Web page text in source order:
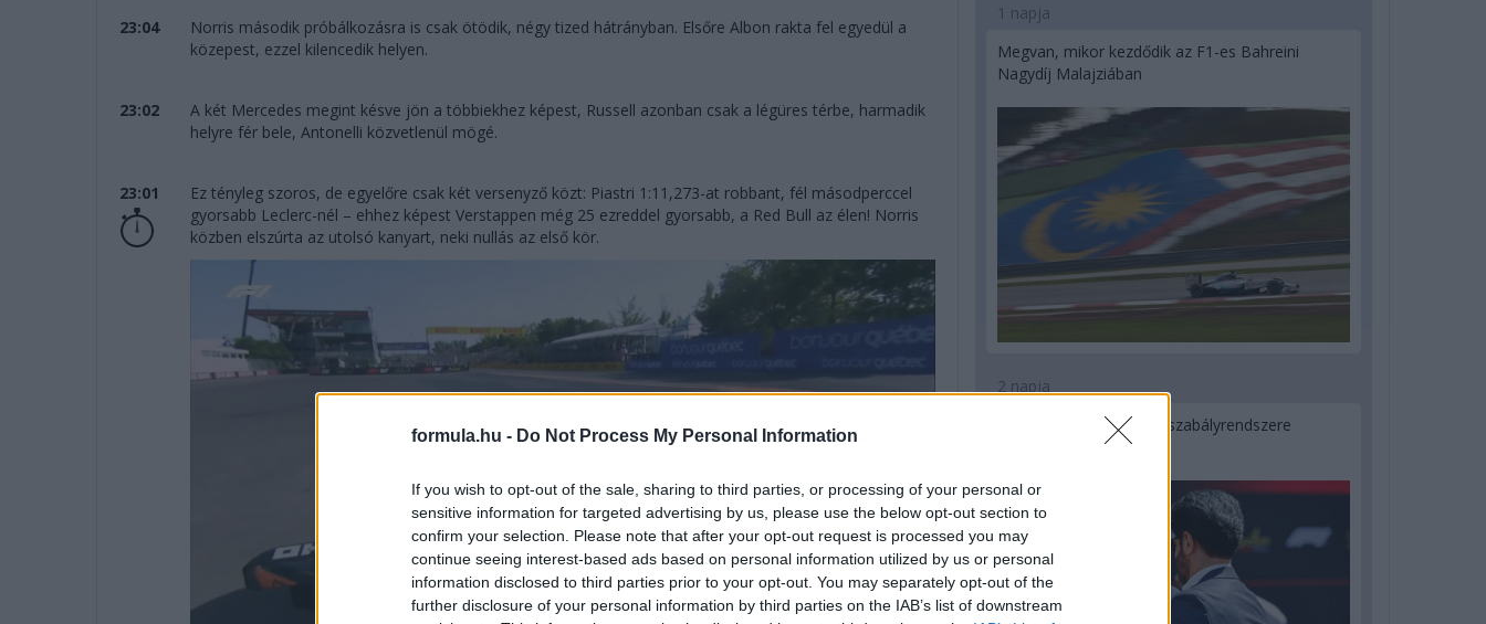
formula.hu - Do Not Process My Personal Information
If you wish to opt-out of the sale, sharing to third parties, or processing of your personal or
sensitive information for targeted advertising by us, please use the below opt-out section to
confirm your selection. Please note that after your opt-out request is processed you may
continue seeing interest-based ads based on personal information utilized by us or personal
information disclosed to third parties prior to your opt-out. You may separately opt-out of the
further disclosure of your personal information by third parties on the IAB’s list of downstream
23:04
Norris második próbálkozásra is csak ötödik, négy tized hátrányban. Elsőre Albon rakta fel egyedül a
közepest, ezzel kilencedik helyen.
23:02
A két Mercedes megint késve jön a többiekhez képest, Russell azonban csak a légüres térbe, harmadik
helyre fér bele, Antonelli közvetlenül mögé.
23:01
Ez tényleg szoros, de egyelőre csak két versenyző közt: Piastri 1:11,273-at robbant, fél másodperccel
gyorsabb Leclerc-nél – ehhez képest Verstappen még 25 ezreddel gyorsabb, a Red Bull az élen! Norris
közben elszúrta az utolsó kanyart, neki nullás az első kör.
1 napja
Megvan, mikor kezdődik az F1-es Bahreini
Nagydíj Malajziában
2 napja
Ilyen lehet a jövő F1-es szabályrendszere
Domenicali szerint